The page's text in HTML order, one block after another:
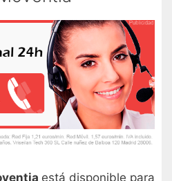
está disponible para